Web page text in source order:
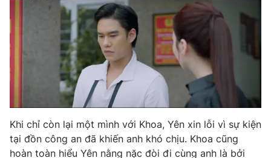
Khi chỉ còn lại một mình với Khoa, Yên xin lỗi vì sự kiện
tại đồn công an đã khiến anh khó chịu. Khoa cũng
hoàn toàn hiểu Yên nằng nặc đòi đi cùng anh là bởi